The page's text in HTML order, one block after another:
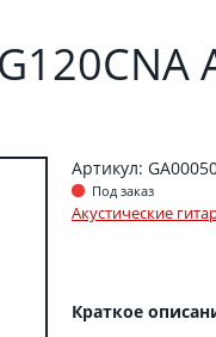
Артикул:
Под заказ
Акустические
Краткое